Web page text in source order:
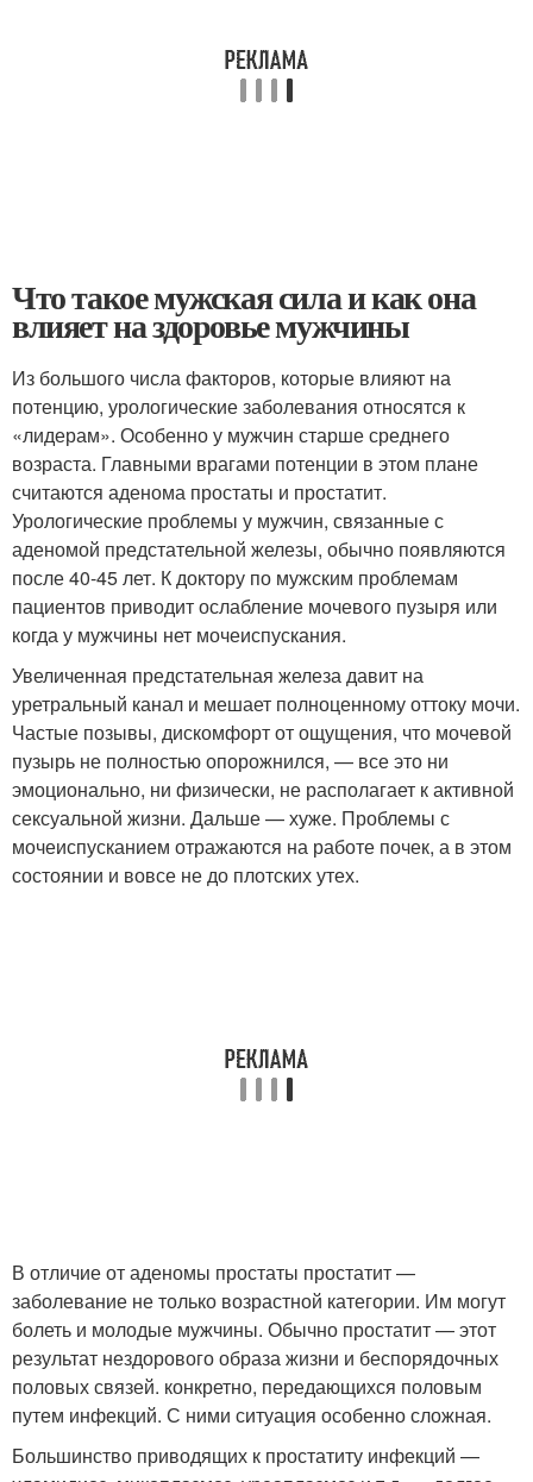
Что такое мужская сила и как она
влияет на здоровье мужчины
Из большого числа факторов, которые влияют на
потенцию, урологические заболевания относятся к
«лидерам». Особенно у мужчин старше среднего
возраста. Главными врагами потенции в этом плане
считаются аденома простаты и простатит.
Урологические проблемы у мужчин, связанные с
аденомой предстательной железы, обычно появляются
после 40-45 лет. К доктору по мужским проблемам
пациентов приводит ослабление мочевого пузыря или
когда у мужчины нет мочеиспускания.
Увеличенная предстательная железа давит на
уретральный канал и мешает полноценному оттоку мочи.
Частые позывы, дискомфорт от ощущения, что мочевой
пузырь не полностью опорожнился, — все это ни
эмоционально, ни физически, не располагает к активной
сексуальной жизни. Дальше — хуже. Проблемы с
мочеиспусканием отражаются на работе почек, а в этом
состоянии и вовсе не до плотских утех.
В отличие от аденомы простаты простатит —
заболевание не только возрастной категории. Им могут
болеть и молодые мужчины. Обычно простатит — этот
результат нездорового образа жизни и беспорядочных
половых связей. конкретно, передающихся половым
путем инфекций. С ними ситуация особенно сложная.
Большинство приводящих к простатиту инфекций —